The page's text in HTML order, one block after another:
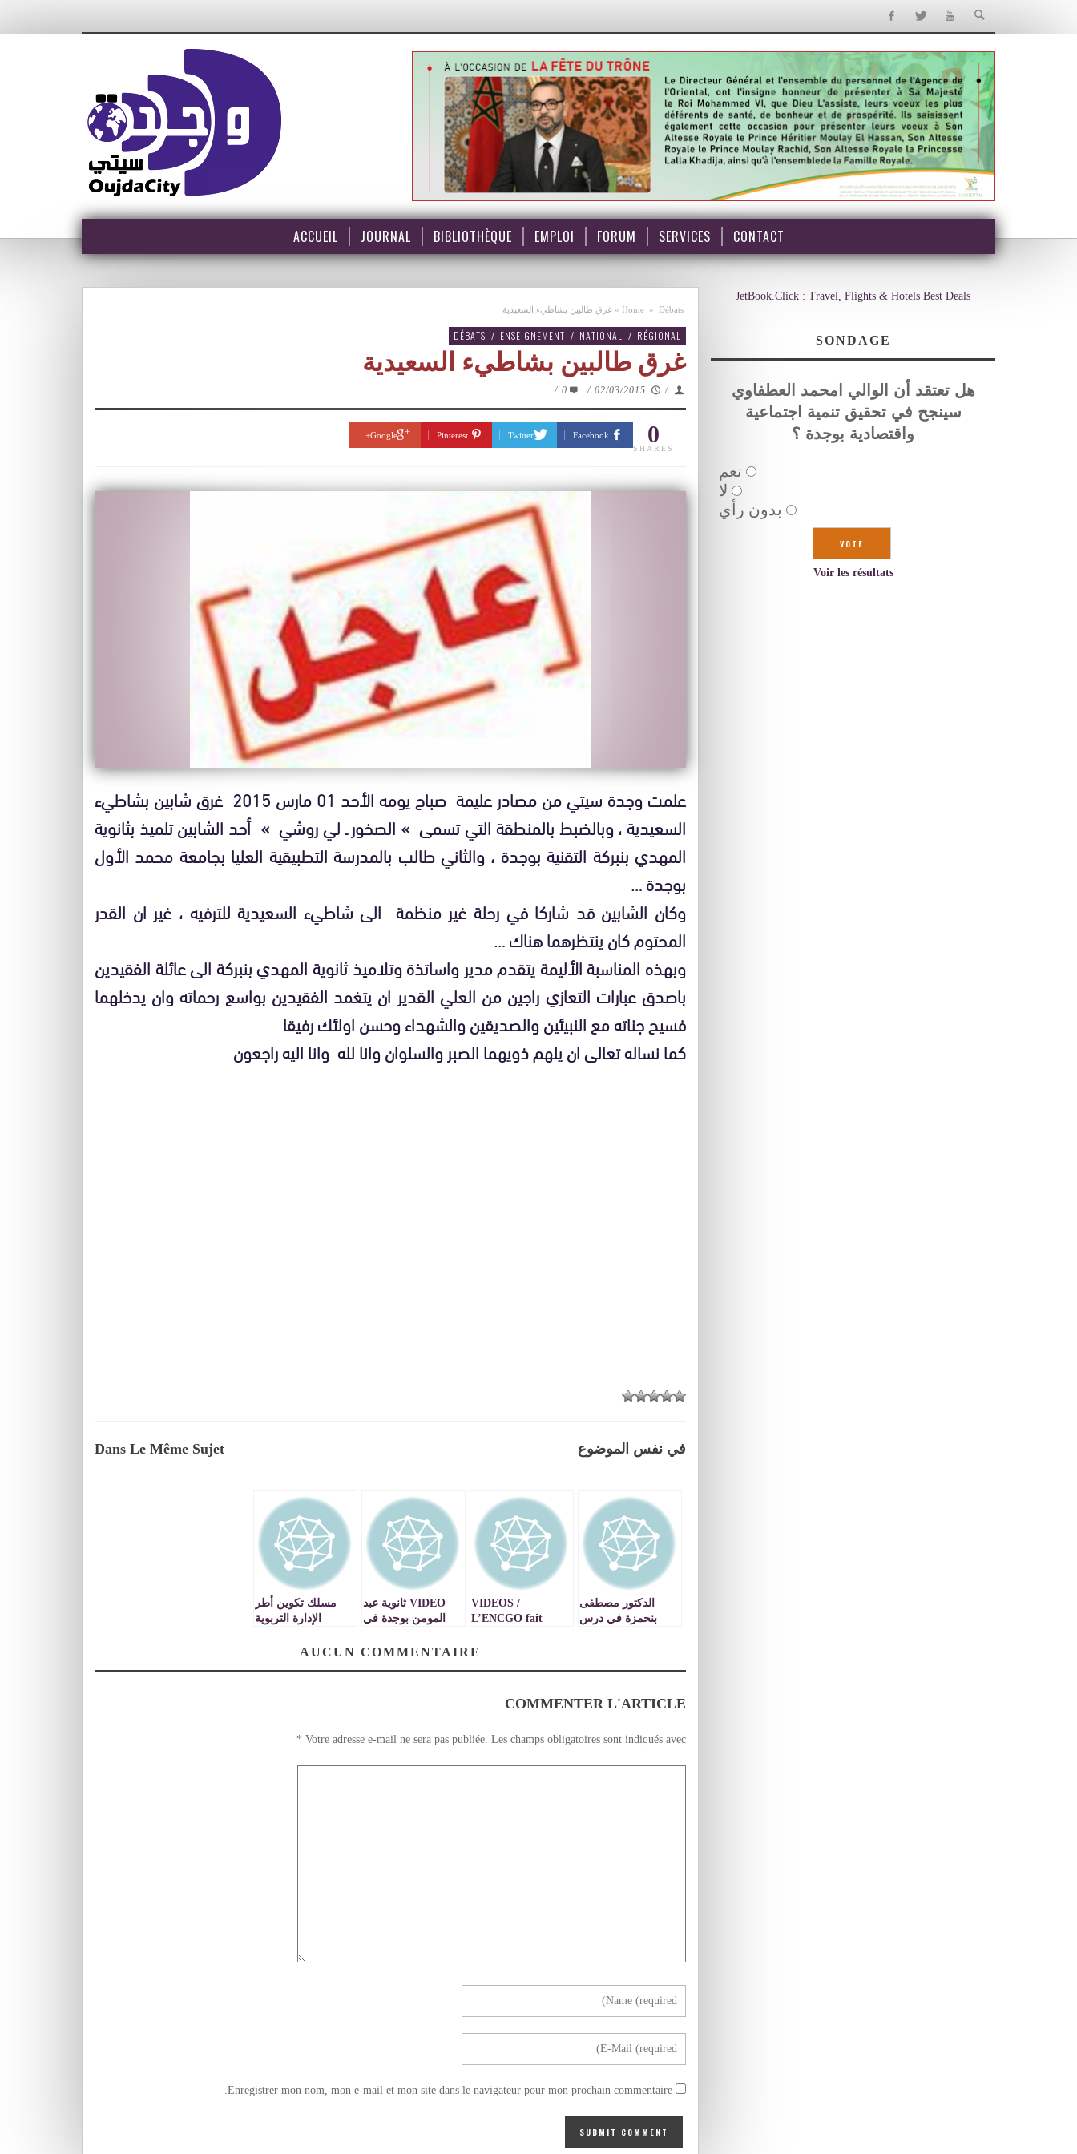
ACCUEIL JOURNAL BIBLIOTHÈQUE EMPLOI FORUM SERVICES CONTACT
Home » Débats
» غرق طالبين بشاطيء السعيدية
DÉBATS / ENSEIGNEMENT / NATIONAL / RÉGIONAL
غرق طالبين بشاطيء السعيدية
/
02/03/2015
/
0
/
0
SHARES
Facebook
Twitter
Pinterest
Google+
علمت وجدة سيتي من مصادر عليمة صباح يومه الأحد 01 مارس 2015 غرق شابين بشاطيء
السعيدية ، وبالضبط بالمنطقة التي تسمى » الصخور ـ لي روشي » أحد الشابين تلميذ بثانوية
المهدي بنبركة التقنية بوجدة ، والثاني طالب بالمدرسة التطبيقية العليا بجامعة محمد الأول
بوجدة …
وكان الشابين قد شاركا في رحلة غير منظمة الى شاطيء السعيدية للترفيه ، غير ان القدر
المحتوم كان ينتظرهما هناك …
وبهذه المناسبة الأليمة يتقدم مدير واساتذة وتلاميذ ثانوية المهدي بنبركة الى عائلة الفقيدين
باصدق عبارات التعازي راجين من العلي القدير ان يتغمد الفقيدين بواسع رحماته وان يدخلهما
فسيح جناته مع النبيئين والصديقين والشهداء وحسن اولئك رفيقا
كما نساله تعالى ان يلهم ذويهما الصبر والسلوان وانا لله وانا اليه راجعون
Dans Le Même Sujet في نفس الموضوع
الدكتور مصطفى
بنحمزة في درس
VIDEOS /
L’ENCGO fait
accompagne le
VIDEO ثانوية عبد
المومن بوجدة في
مسلك تكوين أطر
الإدارة التربوية
لمهن التربيةAUCUN COMMENTAIRE
COMMENTER L'ARTICLE
Votre adresse e-mail ne sera pas publiée. Les champs obligatoires sont indiqués avec
*
Enregistrer mon nom, mon e-mail et mon site dans le navigateur pour mon prochain commentaire.
JetBook.Click : Travel, Flights & Hotels Best Deals
SONDAGE
هل تعتقد أن الوالي امحمد العطفاوي
سينجح في تحقيق تنمية اجتماعية
واقتصادية بوجدة ؟
نعم
لا
بدون رأي
Voir les résultats